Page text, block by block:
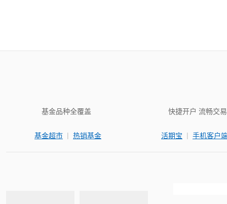
基金品种全覆盖
基金超市 | 热销基金
快捷开户 流畅交易
活期宝 | 手机客户